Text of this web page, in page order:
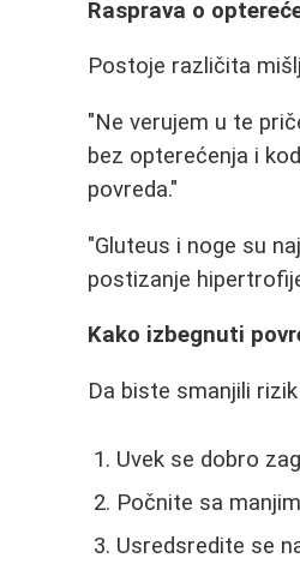
Rasprava o
Postoje različita
"Ne verujem u te
bez opterećenja i
povreda."
"Gluteus i noge su
postizanje
Kako izbegnuti
Da biste smanjili
Uvek se dobro
Počnite sa
Usredsredite se